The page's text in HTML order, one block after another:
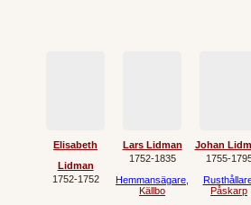
Elisabeth
Lidman
1752‐1752
Lars Lidman
1752‐1835
Hemmansägare
Källbo
Johan
Påskarp